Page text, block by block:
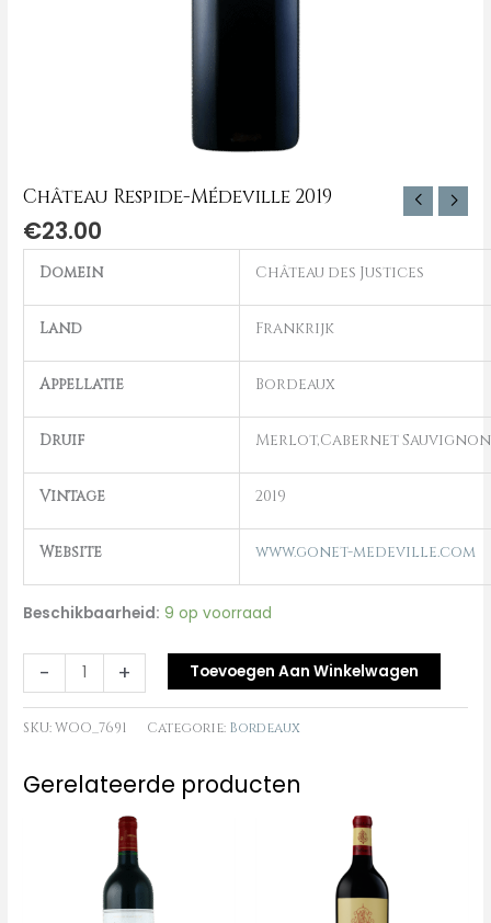
Château Respide-Médeville 2019
€23.00
Domein Château des Justices
Land Frankrijk
Appellatie Bordeaux
Druif Merlot,Cabernet
Vintage 2019
Website www.gonet-medeville.com
Beschikbaarheid: 9 op voorraad
- + Toevoegen Aan Winkelwagen
SKU:WOO_7691 Categorie: Bordeaux
Gerelateerde producten